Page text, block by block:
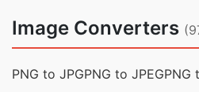
Image Converters
PNG to JPGPNG to JPEGPNG